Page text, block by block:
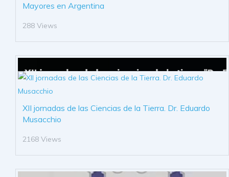
Mayores en Argentina
288 Views
XII jornadas de las Ciencias de la Tierra. Dr. Eduardo
Musacchio
2168 Views